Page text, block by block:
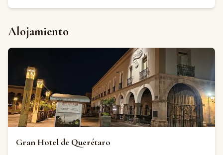
comedor que cuenta con mesas en el exterior y un
ambiente clásico. Funciona también como bar y café, con
domingo, y hasta medianoche los viernes y sábados. Con
una calificación de 4.5 sobre 5 basada en más de 6,000
reseñas en Google, los visitantes destacan en general la
calidad de los alimentos, la decoración del lugar y la
atención recibida.
Alojamiento
Gran Hotel de Querétaro